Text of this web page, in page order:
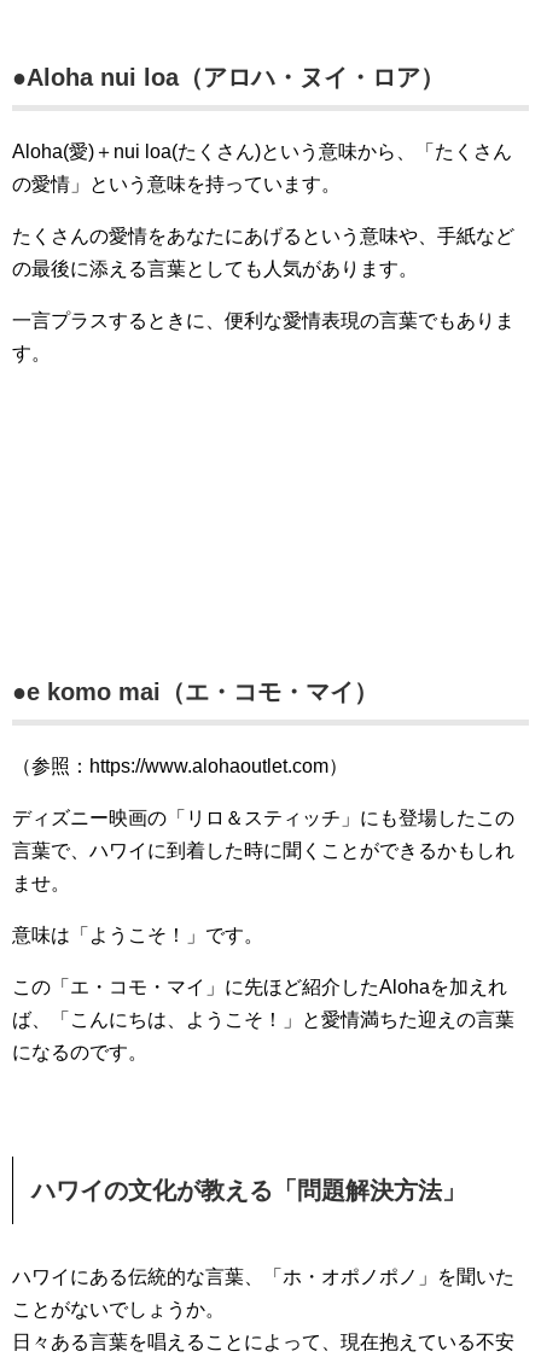
●Aloha nui loa（アロハ・ヌイ・ロア）
Aloha(愛)＋nui loa(たくさん)という意味から、「たくさん
の愛情」という意味を持っています。
たくさんの愛情をあなたにあげるという意味や、手紙など
の最後に添える言葉としても人気があります。
一言プラスするときに、便利な愛情表現の言葉でもありま
す。
●e komo mai（エ・コモ・マイ）
（参照：https://www.alohaoutlet.com）
ディズニー映画の「リロ＆スティッチ」にも登場したこの
言葉で、ハワイに到着した時に聞くことができるかもしれ
ませ。
意味は「ようこそ！」です。
この「エ・コモ・マイ」に先ほど紹介したAlohaを加えれ
ば、「こんにちは、ようこそ！」と愛情満ちた迎えの言葉
になるのです。
ハワイの文化が教える「問題解決方法」
ハワイにある伝統的な言葉、「ホ・オポノポノ」を聞いた
ことがないでしょうか。
日々ある言葉を唱えることによって、現在抱えている不安